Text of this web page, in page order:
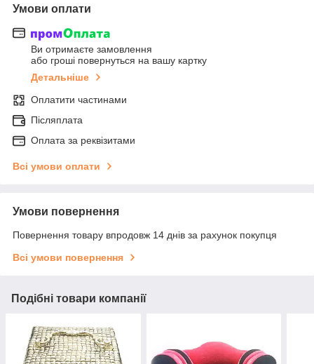
Умови оплати
Ви отримаєте замовлення
або гроші повернуться на вашу картку
Детальніше
Оплатити частинами
Післяплата
Оплата за реквізитами
Всі умови оплати
Умови повернення
Повернення товару впродовж 14 днів за рахунок покупця
Всі умови повернення
Подібні товари компанії